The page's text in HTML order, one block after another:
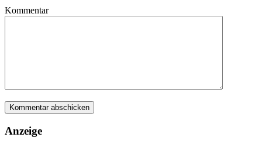
Kommentar
Anzeige